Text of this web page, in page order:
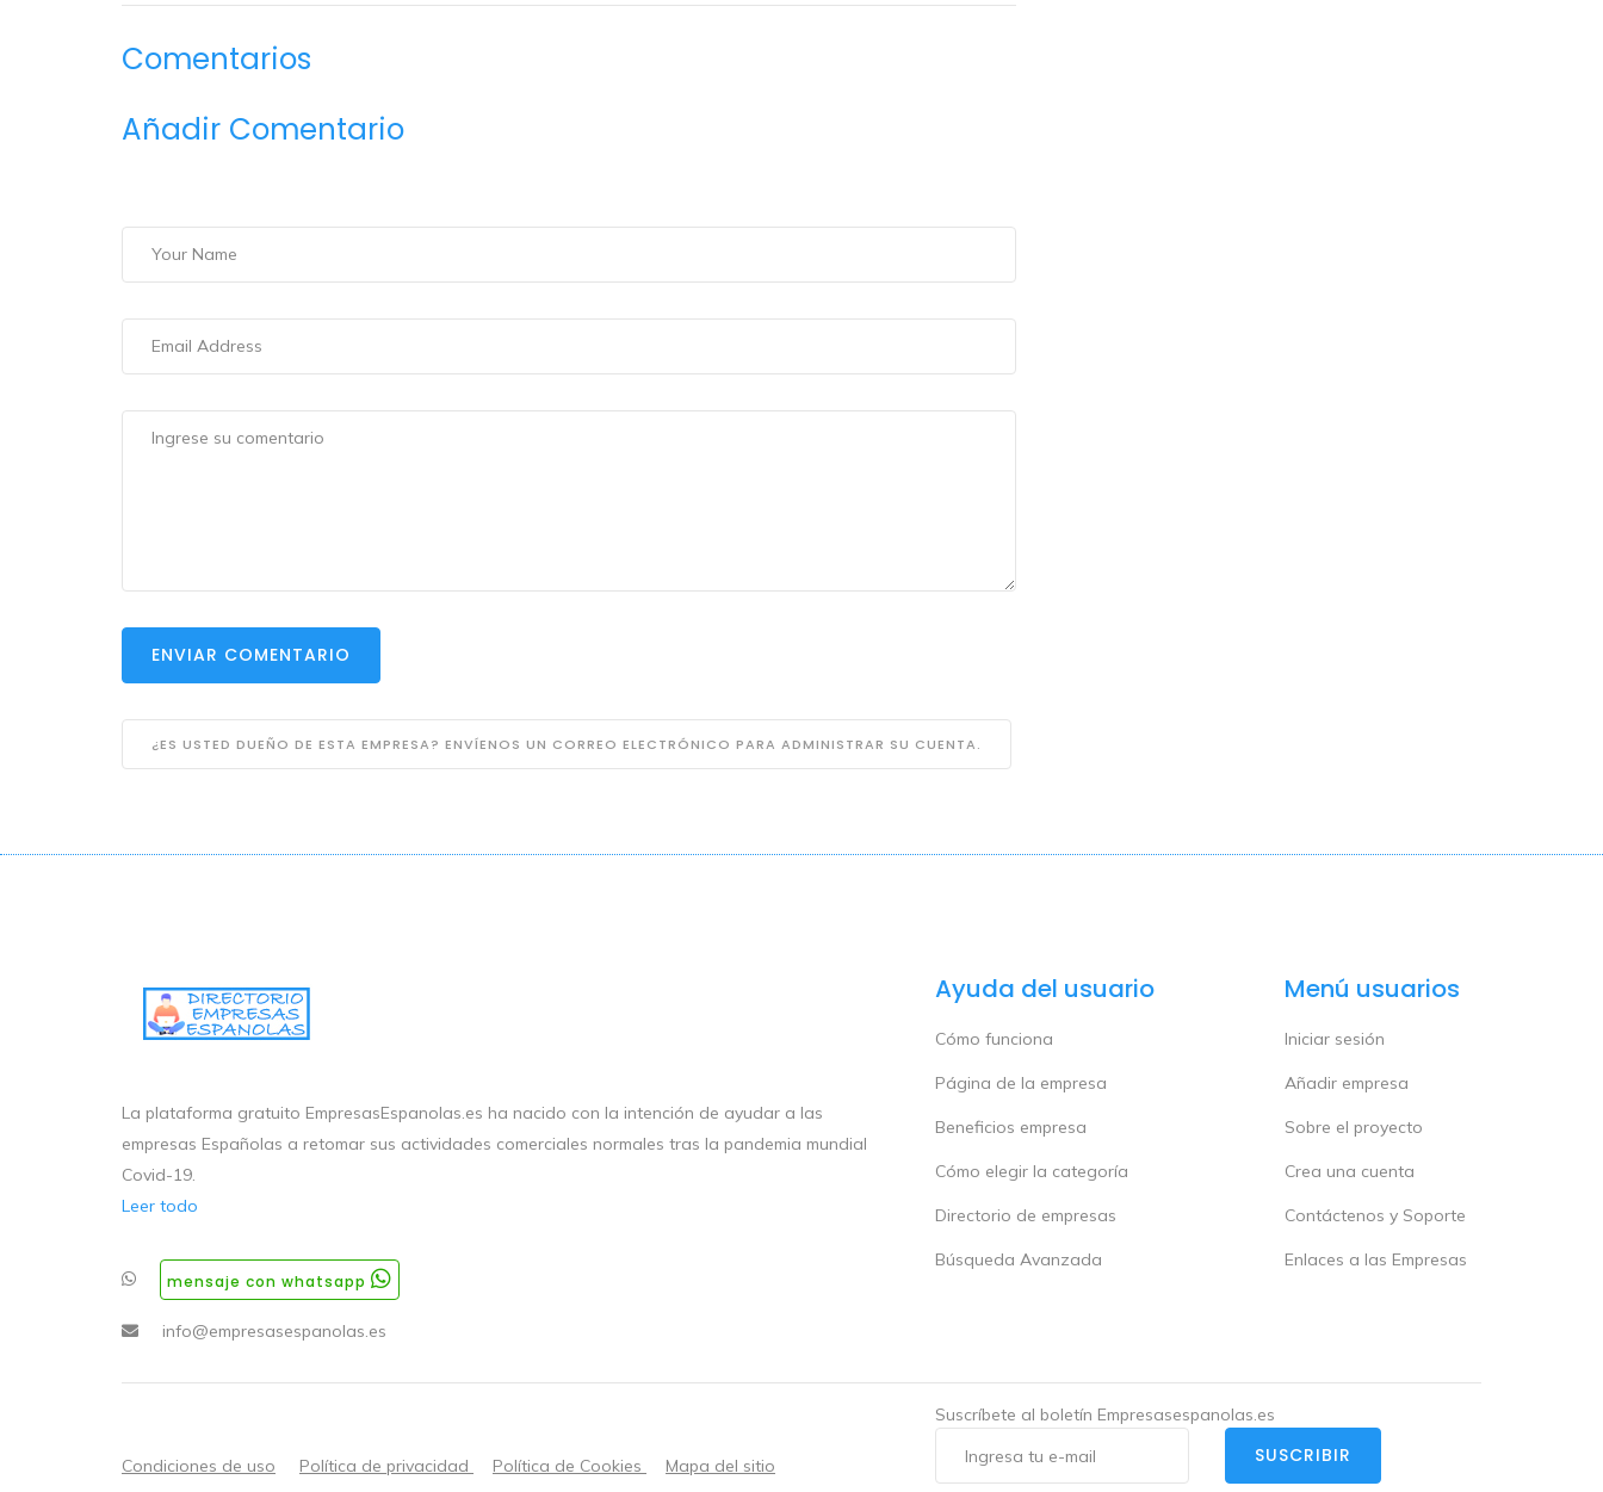
Comentarios
Añadir Comentario
ENVIAR COMENTARIO
¿ES USTED DUEÑO DE ESTA EMPRESA? ENVÍENOS UN CORREO ELECTRÓNICO PARA ADMINISTRAR SU CUENTA.
La plataforma gratuito EmpresasEspanolas.es ha nacido con la intención de ayudar a las
empresas Españolas a retomar sus actividades comerciales normales tras la pandemia mundial
Covid-19.
Leer todo
mensaje con whatsapp
info@empresasespanolas.es
Ayuda del usuario
Cómo funciona
Página de la empresa
Beneficios empresa
Cómo elegir la categoría
Directorio de empresas
Búsqueda Avanzada
Menú usuarios
Iniciar sesión
Añadir empresa
Sobre el proyecto
Crea una cuenta
Contáctenos y Soporte
Enlaces a las Empresas
Suscríbete al boletín Empresasespanolas.es
Condiciones de uso Política de privacidad Política de Cookies Mapa del sitio SUSCRIBIR